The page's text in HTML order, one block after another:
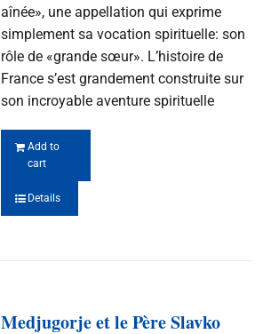
aînée», une appellation qui exprime
simplement sa vocation spirituelle: son
rôle de «grande sœur». L’histoire de
France s’est grandement construite sur
son incroyable aventure spirituelle
Add to
cart
Details
Medjugorje et le Père Slavko